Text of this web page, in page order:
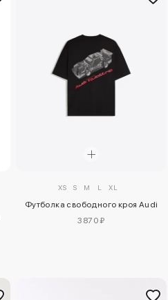
XS S M L XL
Футболка свободного кроя Audi
3870 ₽